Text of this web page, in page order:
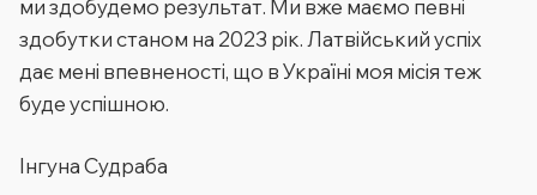
ми здобудемо результат. Ми вже маємо певні
здобутки станом на 2023 рік. Латвійський успіх
дає мені впевненості, що в Україні моя місія теж
буде успішною.
Інгуна Судраба